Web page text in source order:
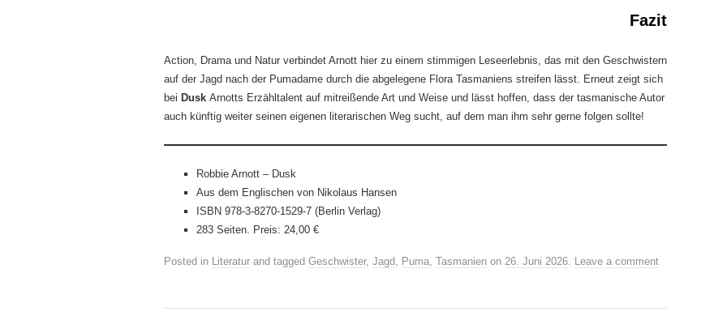
Fazit
Action, Drama und Natur verbindet Arnott hier zu einem stimmigen Leseerlebnis, das mit den Geschwistern
auf der Jagd nach der Pumadame durch die abgelegene Flora Tasmaniens streifen lässt. Erneut zeigt sich
bei Dusk Arnotts Erzähltalent auf mitreißende Art und Weise und lässt hoffen, dass der tasmanische Autor
auch künftig weiter seinen eigenen literarischen Weg sucht, auf dem man ihm sehr gerne folgen sollte!
Robbie Arnott – Dusk
Aus dem Englischen von Nikolaus Hansen
ISBN 978-3-8270-1529-7 (Berlin Verlag)
283 Seiten. Preis: 24,00 €
Posted in Literatur and tagged Geschwister, Jagd, Puma, Tasmanien on 26. Juni 2026. Leave a comment